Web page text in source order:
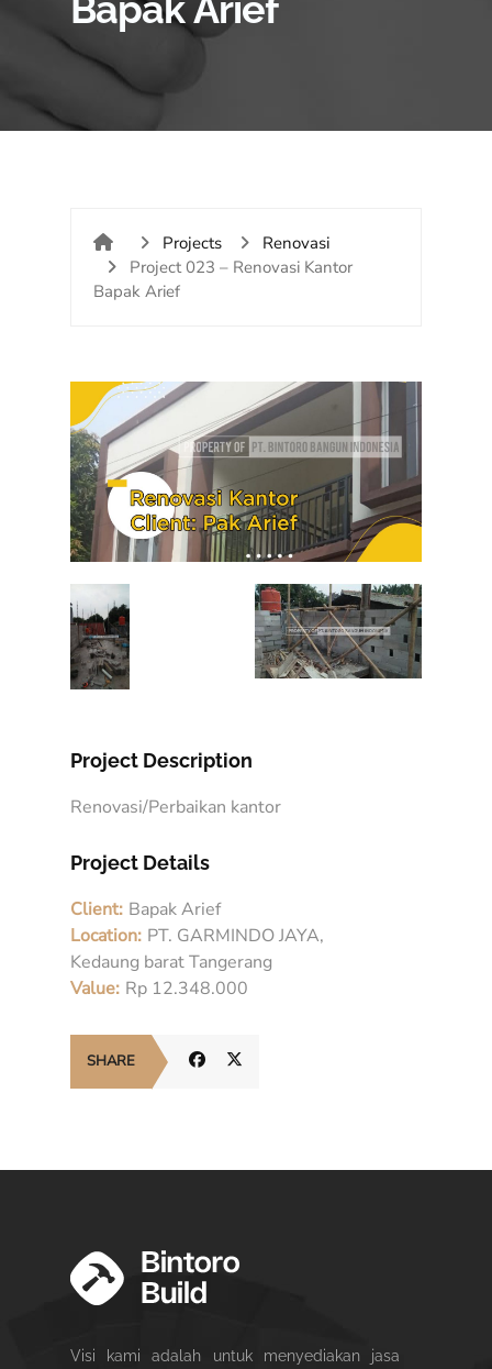
Projects
Renovasi
Project 023 – Renovasi Kantor
Bapak Arief
Project Description
Renovasi/Perbaikan kantor
Project Details
Client: Bapak Arief
Location: PT. GARMINDO JAYA,
Kedaung barat Tangerang
Value: Rp 12.348.000
SHARE
Visi kami adalah untuk menyediakan jasa